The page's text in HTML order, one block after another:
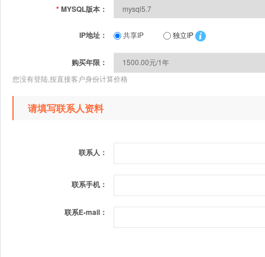
*MYSQL版本：
IP地址： 共享IP 独立IP
购买年限：
您没有登陆,按直接客户身份计算价格
请填写联系人资料
联系人：
联系手机：
联系E-mail：